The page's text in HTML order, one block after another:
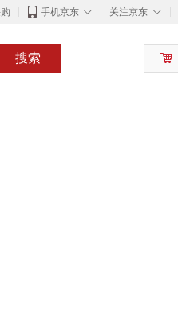
◇
手机京东 ◇
关注京东
搜索